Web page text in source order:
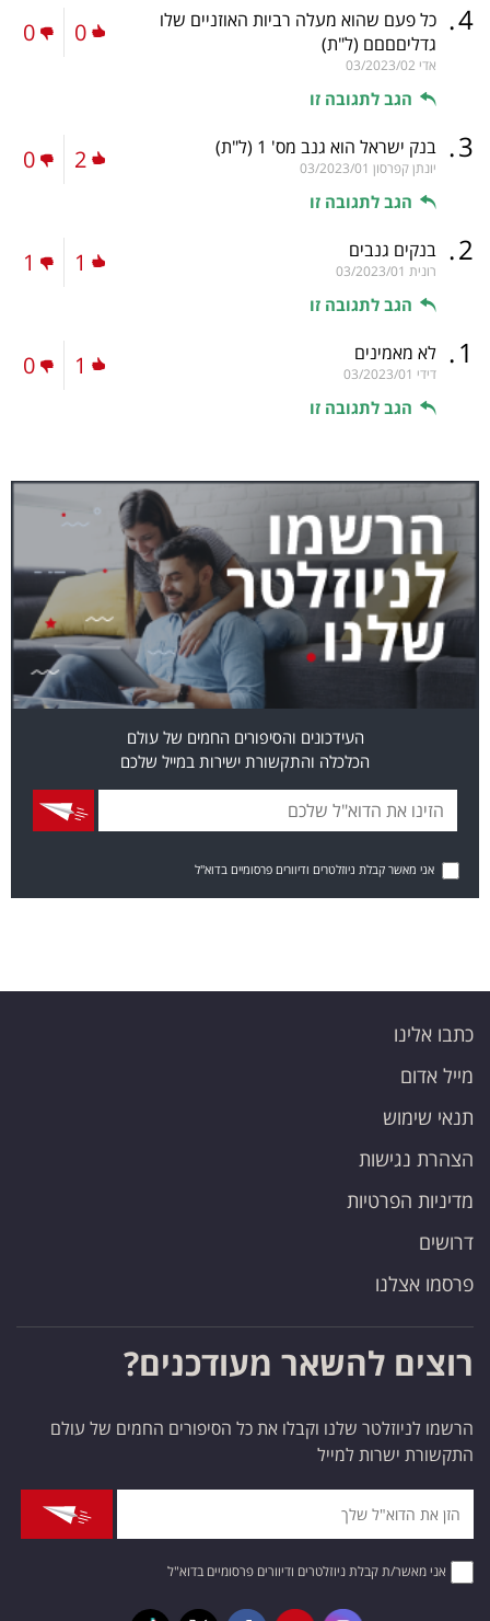
4
. כל פעם שהוא מעלה רביות האוזניים שלו
גדליםםםם (ל"ת)
אדי 03/2023/02
הגב לתגובה זו
0
0
3
. בנק ישראל הוא גנב מס' 1 (ל"ת)
יונתן קפרסון 03/2023/01
הגב לתגובה זו
2
0
2
. בנקים גנבים
רונית 03/2023/01
הגב לתגובה זו
1
1
1
. לא מאמינים
דידי 03/2023/01
הגב לתגובה זו
1
0
העידכונים והסיפורים החמים של עולם
הכלכלה והתקשורת ישירות במייל שלכם
אני מאשר קבלת ניוזלטרים ודיוורים פרסומיים בדוא"ל
כתבו אלינו
מייל אדום
תנאי שימוש
הצהרת נגישות
מדיניות הפרטיות
דרושים
פרסמו אצלנו
רוצים להשאר מעודכנים?
הרשמו לניוזלטר שלנו וקבלו את כל הסיפורים החמים של עולם
התקשורת ישרות למייל
אני מאשר/ת קבלת ניוזלטרים ודיוורים פרסומיים בדוא"ל